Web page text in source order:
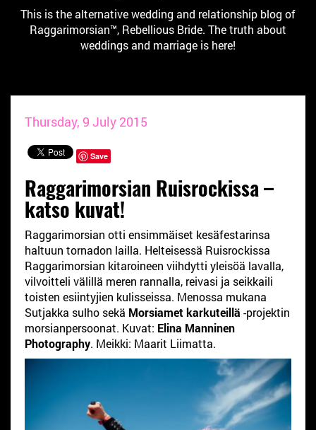
This is the alternative wedding and relationship blog of
Raggarimorsian™, Rebellious Bride. The truth about
weddings and marriage is here!
Thursday, 9 July 2015
Save
Raggarimorsian Ruisrockissa –
katso kuvat!
Raggarimorsian otti ensimmäiset kesäfestarinsa
haltuun tornadon lailla. Helteisessä Ruisrockissa
Raggarimorsian kitaroineen viihdytti yleisöä lavalla,
vilvoitteli välillä meren rannalla, reivasi ja seikkaili
toisten esiintyjien kulisseissa. Menossa mukana
Sutjakka sulho sekä Morsiamet karkuteillä -projektin
morsianpersoonat. Kuvat: Elina Manninen
Photography. Meikki: Maarit Liimatta.